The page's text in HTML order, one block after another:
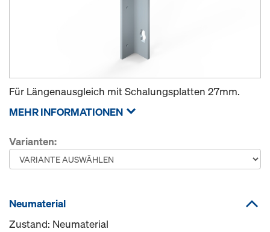
Für Längenausgleich mit Schalungsplatten 27mm.
MEHR INFORMATIONEN
Varianten:
Neumaterial
Zustand: Neumaterial